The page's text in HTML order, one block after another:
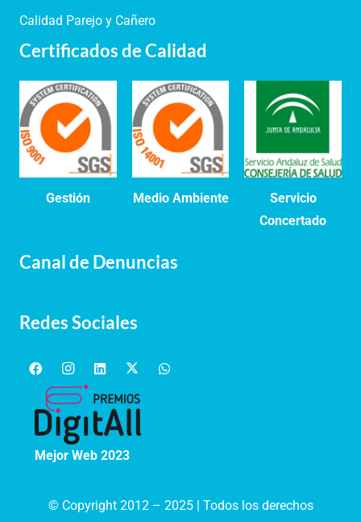
Calidad Parejo y Cañero
Certificados de Calidad
Gestión Medio Ambiente
Servicio
Concertado
Canal de Denuncias
Redes Sociales
Mejor Web 2023
© Copyright 2012 – 2025 | Todos los derechos